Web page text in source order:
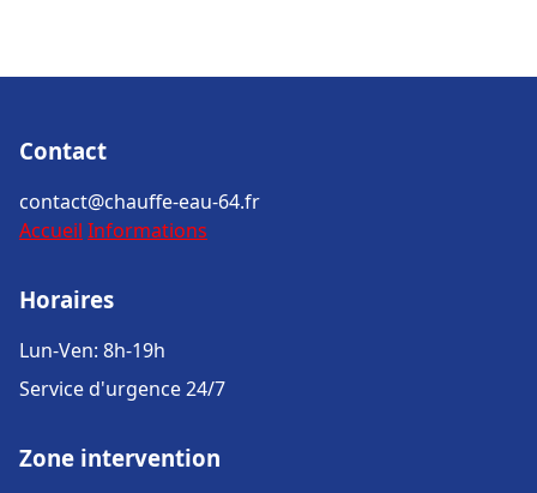
Contact
contact@chauffe-eau-64.fr
Accueil Informations
Horaires
Lun-Ven: 8h-19h
Service d'urgence 24/7
Zone intervention